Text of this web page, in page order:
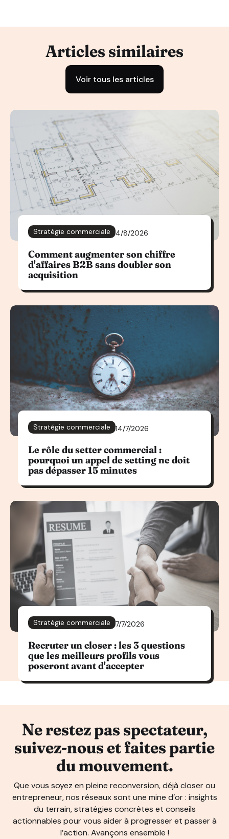
Articles similaires
Voir tous les articles
Stratégie commerciale 4/8/2026
Comment augmenter son chiffre
d'affaires B2B sans doubler son
acquisition
Stratégie commerciale 14/7/2026
Le rôle du setter commercial :
pourquoi un appel de setting ne doit
pas dépasser 15 minutes
Stratégie commerciale 7/7/2026
Recruter un closer : les 3 questions
que les meilleurs profils vous
poseront avant d'accepter
Ne restez pas spectateur,
suivez-nous et faites partie
du mouvement.
Que vous soyez en pleine reconversion, déjà closer ou
entrepreneur, nos réseaux sont une mine d’or : insights
du terrain, stratégies concrètes et conseils
actionnables pour vous aider à progresser et passer à
l’action. Avançons ensemble !